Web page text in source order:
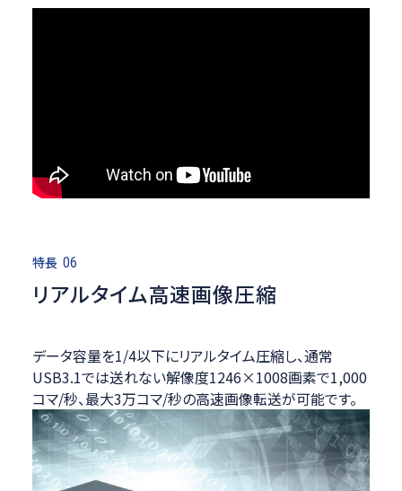
特長 06
リアルタイム高速画像圧縮
データ容量を1/4以下にリアルタイム圧縮し、通常
USB3.1では送れない解像度1246×1008画素で1,000
コマ/秒、最大3万コマ/秒の高速画像転送が可能です。